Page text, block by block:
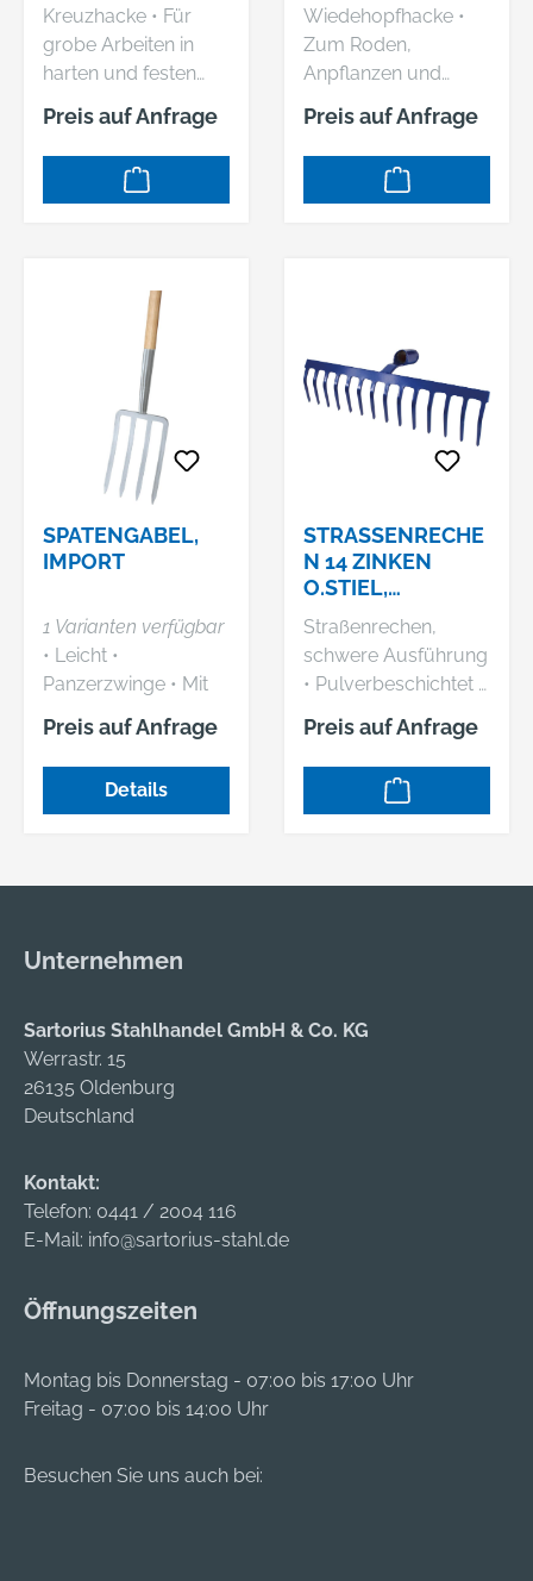
Kreuzhacke • Für
grobe Arbeiten in
harten und festen
Böden • Lackierter
Eschenholzstiel • Mit
Vierkantspitze und
Wilhelm-Heusel-Str.
Baiersbronn, DE,
+49744284180,
info@shw-fr.de
Preis auf Anfrage
Wiedehopfhacke •
Zum Roden,
Anpflanzen und
Umpflanzen •
Lackierter
Eschenholzstiel • Mit
Breitblatt und
18, 72270
Baiersbronn, DE,
+49744284180,
Preis auf Anfrage
SPATENGABEL,
IMPORT
1 Varianten verfügbar
• Leicht •
Panzerzwinge • Mit
Eschen-T-Stiel
Preis auf Anfrage
Details
STRASSENRECHE
N 14 ZINKEN
O.STIEL,
SCHWERE AUSF.
Straßenrechen,
schwere Ausführung
• Pulverbeschichtet •
Konische Dülle Ø 32
mm Lieferung: Ohne
Stiel. Hersteller:
profibau - Handel
Schemelbergstraße
Preis auf Anfrage
Unternehmen
Sartorius Stahlhandel GmbH & Co. KG
Werrastr. 15
26135 Oldenburg
Deutschland
Kontakt:
Telefon: 0441 / 2004 116
E-Mail: info@sartorius-stahl.de
Öffnungszeiten
Montag bis Donnerstag - 07:00 bis 17:00 Uhr
Freitag - 07:00 bis 14:00 Uhr
Besuchen Sie uns auch bei: